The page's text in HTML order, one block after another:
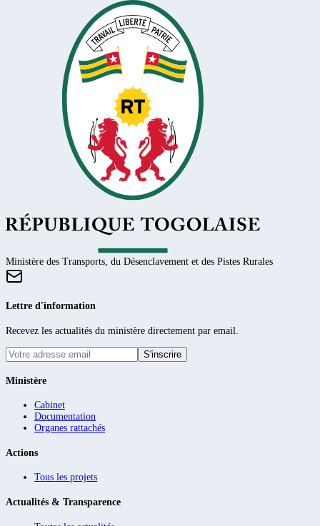
Ministère des Transports, du Désenclavement et des Pistes Rurales
Lettre d'information
Recevez les actualités du ministère directement par email.
S'inscrire
Ministère
Cabinet
Documentation
Organes rattachés
Actions
Tous les projets
Actualités & Transparence